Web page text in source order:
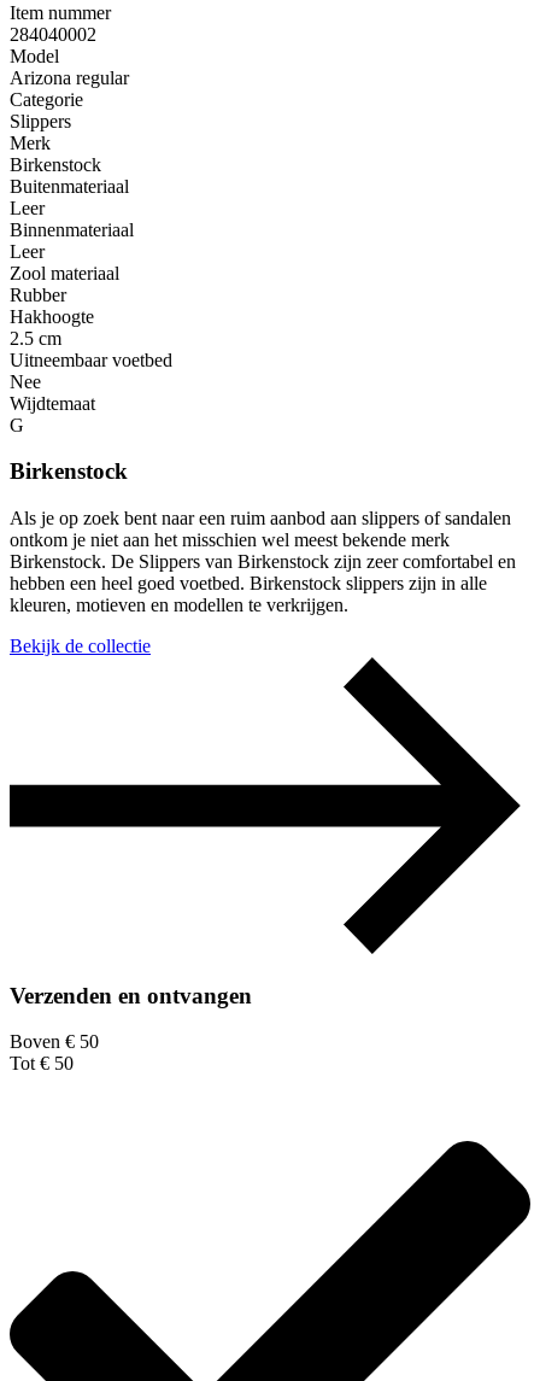
Item nummer
284040002
Model
Arizona regular
Categorie
Slippers
Merk
Birkenstock
Buitenmateriaal
Leer
Binnenmateriaal
Leer
Zool materiaal
Rubber
Hakhoogte
2.5 cm
Uitneembaar voetbed
Nee
Wijdtemaat
G
Birkenstock
Als je op zoek bent naar een ruim aanbod aan slippers of sandalen
ontkom je niet aan het misschien wel meest bekende merk
Birkenstock. De Slippers van Birkenstock zijn zeer comfortabel en
hebben een heel goed voetbed. Birkenstock slippers zijn in alle
kleuren, motieven en modellen te verkrijgen.
Bekijk de collectie
Verzenden en ontvangen
Boven € 50
Tot € 50